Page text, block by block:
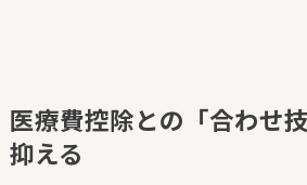
医療費控除との「合わせ
抑える